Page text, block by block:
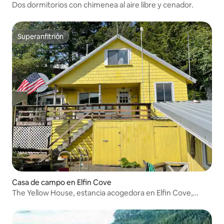
Dos dormitorios con chimenea al aire libre y cenador.
Superanfitrión
Superanfitrión
Casa de campo en Elfin Cove
The Yellow House, estancia acogedora en Elfin Cove,